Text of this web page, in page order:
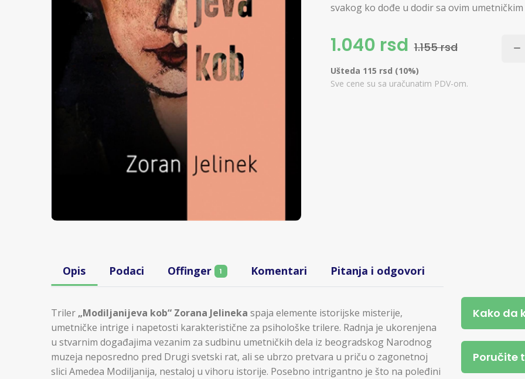
svakog ko dođe u dodir sa ovim umetničkim
1.040 rsd 1.155 rsd
Ušteda 115 rsd (10%)
Sve cene su sa uračunatim PDV-om.
Opis Podaci Offinger 1 Komentari Pitanja i odgovori
Triler „Modiljanijeva kob“ Zorana Jelineka spaja elemente istorijske misterije,
umetničke intrige i napetosti karakteristične za psihološke trilere. Radnja je ukorenjena
u stvarnim događajima vezanim za sudbinu umetničkih dela iz beogradskog Narodnog
muzeja neposredno pred Drugi svetski rat, ali se ubrzo pretvara u priču o zagonetnoj
slici Amedea Modiljanija, nestaloj u vihoru istorije. Posebno intrigantno je što na poleđini
Kako da
Poručite